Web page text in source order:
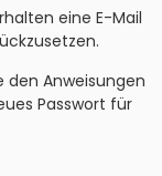
eine E-Mail
den Anweisungen
Passwort für